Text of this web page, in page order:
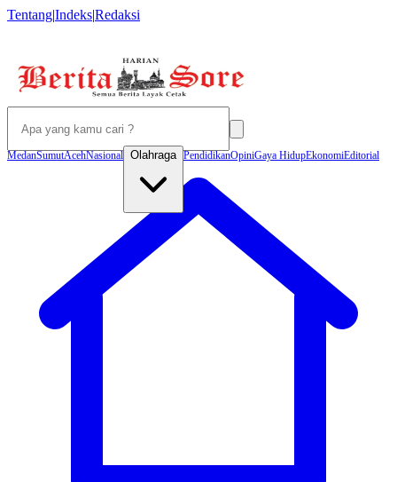
Tentang|Indeks|Redaksi
MedanSumutAcehNasional Olahraga PendidikanOpiniGaya HidupEkonomiEditorial